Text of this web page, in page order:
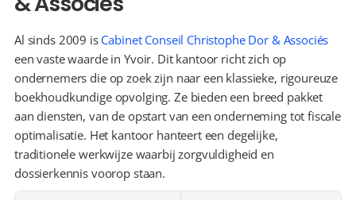
Al sinds 2009 is Cabinet Conseil Christophe Dor & Associés
een vaste waarde in Yvoir. Dit kantoor richt zich op
ondernemers die op zoek zijn naar een klassieke, rigoureuze
boekhoudkundige opvolging. Ze bieden een breed pakket
aan diensten, van de opstart van een onderneming tot fiscale
optimalisatie. Het kantoor hanteert een degelijke,
traditionele werkwijze waarbij zorgvuldigheid en
dossierkennis voorop staan.